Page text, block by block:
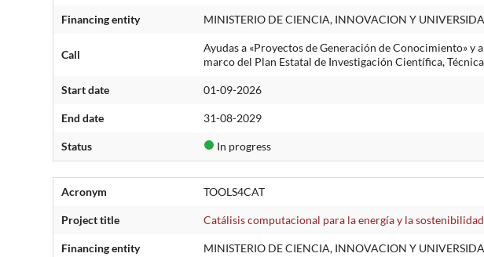
Financing entity MINISTERIO DE CIENCIA, INNOVACION Y
Call
Ayudas a «Proyectos de Generación de Conocimiento»
marco del Plan Estatal de Investigación Científica,
Start date 01-09-2026
End date 31-08-2029
Status In progress
Acronym TOOLS4CAT
Project title Catálisis computacional para la energía y la
Financing entity MINISTERIO DE CIENCIA, INNOVACION Y